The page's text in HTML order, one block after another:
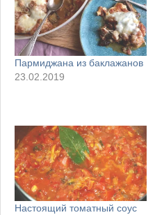
Пармиджана из баклажанов
23.02.2019
Настоящий томатный соус